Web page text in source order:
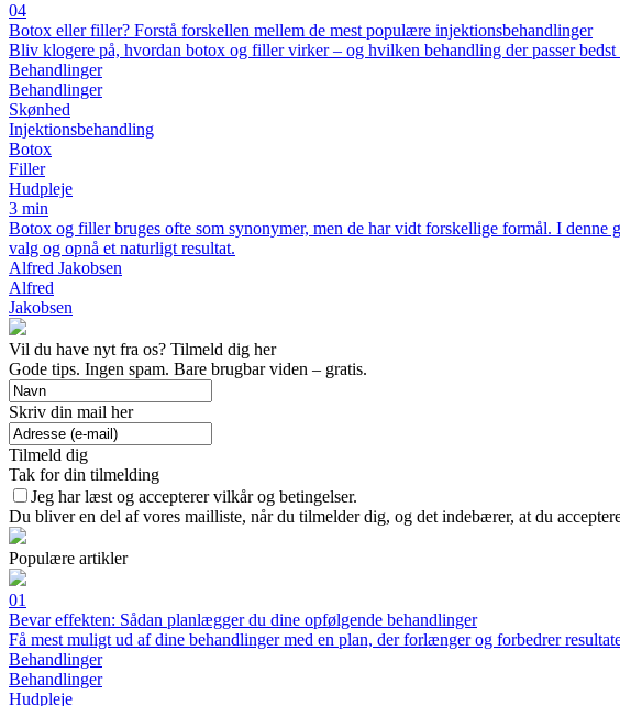
04
Botox eller filler? Forstå forskellen mellem de mest populære injektionsbehandlinger
Bliv klogere på, hvordan botox og filler virker – og hvilken behandling der passer
Behandlinger
Behandlinger
Skønhed
Injektionsbehandling
Botox
Filler
Hudpleje
3 min
Botox og filler bruges ofte som synonymer, men de har vidt forskellige formål. I
valg og opnå et naturligt resultat.
Alfred Jakobsen
Alfred
Jakobsen
Vil du have nyt fra os? Tilmeld dig her
Gode tips. Ingen spam. Bare brugbar viden – gratis.
Skriv din mail her
Tilmeld dig
Tak for din tilmelding
Jeg har læst og accepterer vilkår og betingelser.
Du bliver en del af vores mailliste, når du tilmelder dig, og det indebærer, at du
Populære artikler
01
Bevar effekten: Sådan planlægger du dine opfølgende behandlinger
Få mest muligt ud af dine behandlinger med en plan, der forlænger og forbedrer
Behandlinger
Behandlinger
Hudpleje